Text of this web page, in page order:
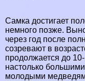
Самка достигает
немного позже.
через год после
созревают в
продолжается до
настолько
молодыми